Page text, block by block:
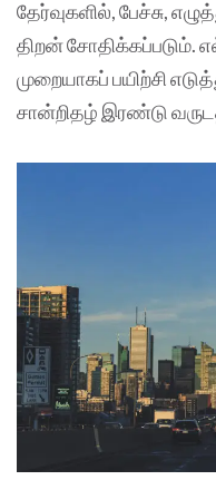
தேர்வுகளில், பேச்சு,
திறன் சோதிக்கப்படும்.
முறையாகப் பயிற்சி
சான்றிதழ் இரண்டு